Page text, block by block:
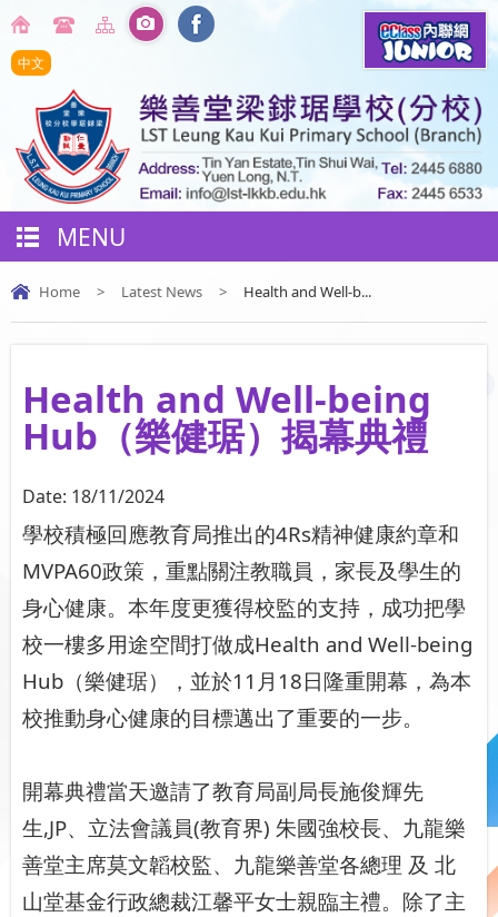
中文
MENU
Home > Latest News > Health and Well-b...
Health and Well-being
Hub（樂健琚）揭幕典禮
Date: 18/11/2024
學校積極回應教育局推出的4Rs精神健康約章和
MVPA60政策，重點關注教職員，家長及學生的
身心健康。本年度更獲得校監的支持，成功把學
校一樓多用途空間打做成Health and Well-being
Hub （樂健琚），並於11 月 18日隆重開幕，為本
校推動身心健康的目標邁出了重要的一步。
開幕典禮當天邀請了教育局副局長施俊輝先
生,JP、立法會議員(教育界) 朱國強校長、九龍樂
善堂主席莫文韜校監、九龍樂善堂各總理 及 北
山堂基金行政總裁江馨平女士親臨主禮。除了主